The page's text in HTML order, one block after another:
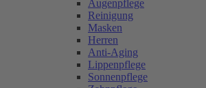
Augenpflege
Reinigung
Masken
Herren
Anti-Aging
Lippenpflege
Sonnenpflege